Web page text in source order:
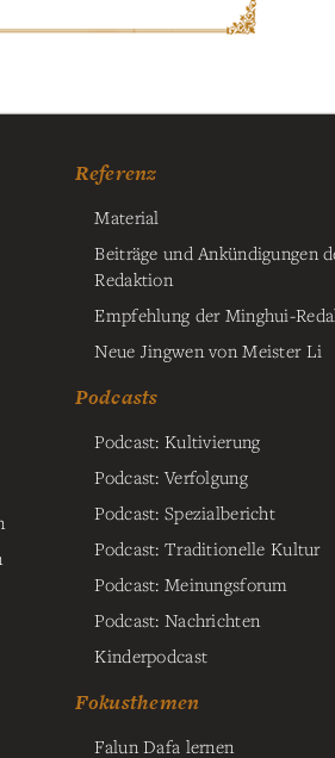
Referenz
Material
Beiträge und Ankündigungen
Redaktion
Empfehlung der Minghui-
Neue Jingwen von Meister Li
Podcasts
Podcast: Kultivierung
Podcast: Verfolgung
Podcast: Spezialbericht
Podcast: Traditionelle Kultur
Podcast: Meinungsforum
Podcast: Nachrichten
Kinderpodcast
Fokusthemen
Falun Dafa lernen